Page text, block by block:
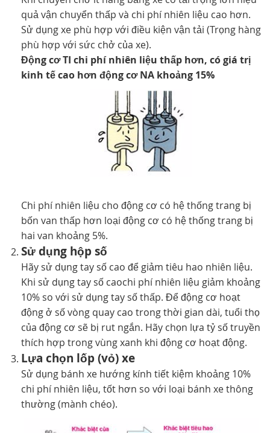
TUYỂN DỤNG
quả vận chuyển thấp và chi phí nhiên liệu cao hơn.
Sử dụng xe phù hợp với điều kiện vận tải (Trọng hàng
phù hợp với sức chở của xe).
Động cơ TI chi phí nhiên liệu thấp hơn, có giá trị
kinh tế cao hơn động cơ NA khoảng 15%
Chi phí nhiên liệu cho động cơ có hệ thống trang bị
bốn van thấp hơn loại động cơ có hệ thống trang bị
hai van khoảng 5%.
Sử dụng hộp số
Hãy sử dụng tay số cao để giảm tiêu hao nhiên liệu.
Khi sử dụng tay số caochi phí nhiên liệu giảm khoảng
10% so với sử dụng tay số thấp. Để động cơ hoạt
động ở số vòng quay cao trong thời gian dài, tuổi thọ
của động cơ sẽ bị rut ngắn. Hãy chọn lựa tỷ số truyền
thích hợp trong vùng xanh khi động cơ hoạt động.
Lựa chọn lốp (vỏ) xe
Sử dụng bánh xe hướng kính tiết kiệm khoảng 10%
chi phí nhiên liệu, tốt hơn so với loại bánh xe thông
thường (mành chéo).